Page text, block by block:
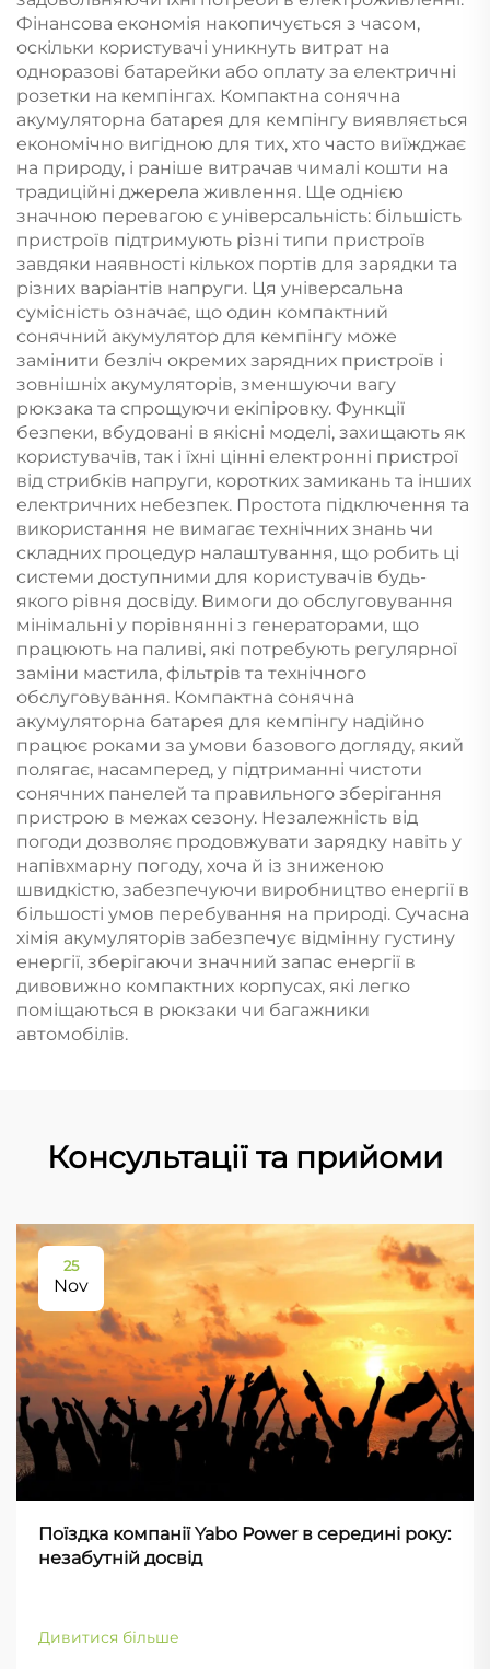
Фінансова економія накопичується з часом,
оскільки користувачі уникнуть витрат на
одноразові батарейки або оплату за електричні
розетки на кемпінгах. Компактна сонячна
акумуляторна батарея для кемпінгу виявляється
економічно вигідною для тих, хто часто виїжджає
на природу, і раніше витрачав чималі кошти на
традиційні джерела живлення. Ще однією
значною перевагою є універсальність: більшість
пристроїв підтримують різні типи пристроїв
завдяки наявності кількох портів для зарядки та
різних варіантів напруги. Ця універсальна
сумісність означає, що один компактний
сонячний акумулятор для кемпінгу може
замінити безліч окремих зарядних пристроїв і
зовнішніх акумуляторів, зменшуючи вагу
рюкзака та спрощуючи екіпіровку. Функції
безпеки, вбудовані в якісні моделі, захищають як
користувачів, так і їхні цінні електронні пристрої
від стрибків напруги, коротких замикань та інших
електричних небезпек. Простота підключення та
використання не вимагає технічних знань чи
складних процедур налаштування, що робить ці
системи доступними для користувачів будь-
якого рівня досвіду. Вимоги до обслуговування
мінімальні у порівнянні з генераторами, що
працюють на паливі, які потребують регулярної
заміни мастила, фільтрів та технічного
обслуговування. Компактна сонячна
акумуляторна батарея для кемпінгу надійно
працює роками за умови базового догляду, який
полягає, насамперед, у підтриманні чистоти
сонячних панелей та правильного зберігання
пристрою в межах сезону. Незалежність від
погоди дозволяє продовжувати зарядку навіть у
напівхмарну погоду, хоча й із зниженою
швидкістю, забезпечуючи виробництво енергії в
більшості умов перебування на природі. Сучасна
хімія акумуляторів забезпечує відмінну густину
енергії, зберігаючи значний запас енергії в
дивовижно компактних корпусах, які легко
поміщаються в рюкзаки чи багажники
автомобілів.
Консультації та прийоми
25
Nov
Поїздка компанії Yabo Power в середині року:
незабутній досвід
Дивитися більше